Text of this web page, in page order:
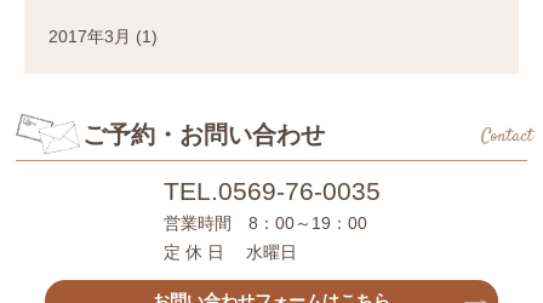
2017年3月 (1)
ご予約・お問い合わせ Contact
TEL.0569-76-0035
営業時間 8：00～19：00
定 休 日 水曜日